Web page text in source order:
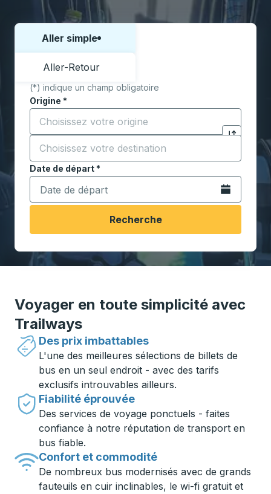
Choisissez un sens ou un aller-retour:
Aller simple
Aller-Retour
(*) indique un champ obligatoire
Origine *
Commencez à saisir la ville d'origine pour ouvrir
Cliquez
Destination*
Commencez à saisir la ville de destination pour
Date de départ*
Tapez la date au format date Barre oblique du mois à
Ouvrez le
Recherche
Voyager en toute simplicité avec
Trailways
Des prix imbattables
L'une des meilleures sélections de billets de
bus en un seul endroit - avec des tarifs
exclusifs introuvables ailleurs.
Fiabilité éprouvée
Des services de voyage ponctuels - faites
confiance à notre réputation de transport en
bus fiable.
Confort et commodité
De nombreux bus modernisés avec de grands
fauteuils en cuir inclinables, le wi-fi gratuit et